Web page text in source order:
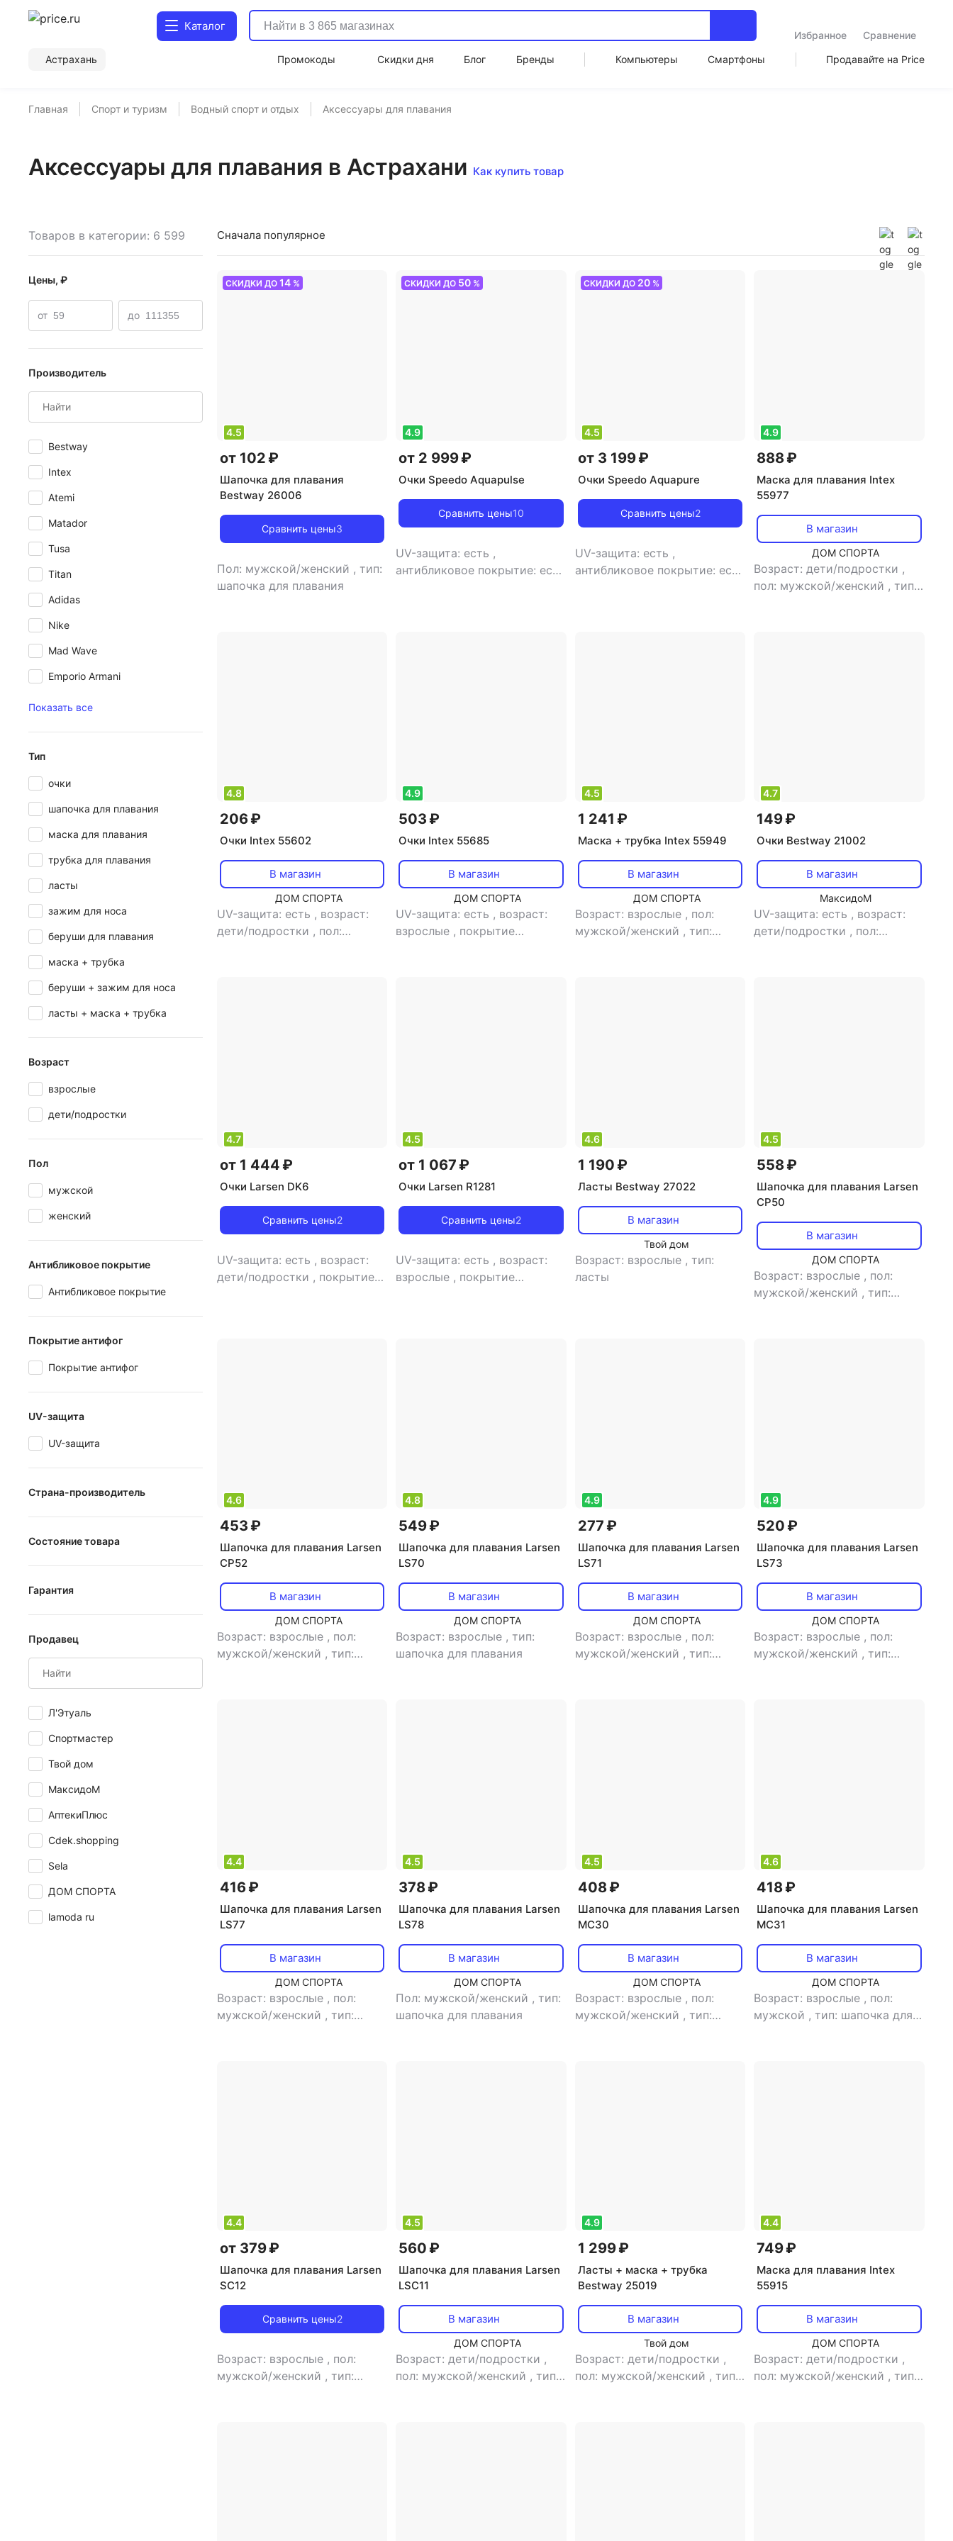
Каталог
Избранное
Сравнение
Астрахань
Промокоды Скидки дня Блог Бренды Компьютеры Смартфоны Продавайте на Price
Главная Спорт и туризм Водный спорт и отдых Аксессуары для плавания
Аксессуары для плавания в Астрахани Как купить товар
Товаров в категории: 6 599
Цены, ₽
от до
Производитель
Bestway
Intex
Atemi
Matador
Tusa
Titan
Adidas
Nike
Mad Wave
Emporio Armani
Показать все
Тип
очки
шапочка для плавания
маска для плавания
трубка для плавания
ласты
зажим для носа
беруши для плавания
маска + трубка
беруши + зажим для носа
ласты + маска + трубка
Возраст
взрослые
дети/подростки
Пол
мужской
женский
Антибликовое покрытие
Антибликовое покрытие
Покрытие антифог
Покрытие антифог
UV-защита
UV-защита
Страна-производитель
Вьетнам
Гонконг
Индия
Испания
Китай
Малайзия
Состояние товара
новый
Гарантия
1 месяц
2 месяца
6 месяцев
2 года
Продавец
Л'Этуаль
Спортмастер
Твой дом
МаксидоМ
АптекиПлюс
Cdek.shopping
Sela
ДОМ СПОРТА
lamoda ru
Сначала популярное
СКИДКИ ДО 14%
4.5
от 102 ₽
Шапочка для плавания
Bestway 26006
Сравнить цены3
Пол: мужской/женский , тип:
шапочка для плавания
СКИДКИ ДО 50 %
4.9
от 2 999 ₽
Очки Speedo Aquapulse
Сравнить цены10
UV-защита: есть ,
антибликовое покрытие: есть
СКИДКИ ДО 20%
4.5
от 3 199 ₽
Очки Speedo Aquapure
Сравнить цены2
UV-защита: есть ,
антибликовое покрытие: есть
4.9
888 ₽
Маска для плавания Intex
55977
В магазин
ДОМ СПОРТА
Возраст: дети/подростки ,
пол: мужской/женский ,тип:
4.8
206 ₽
Очки Intex 55602
В магазин
ДОМ СПОРТА
UV-защита: есть , возраст:
дети/подростки , пол:
4.9
503 ₽
Очки Intex 55685
В магазин
ДОМ СПОРТА
UV-защита: есть , возраст:
взрослые , покрытие
4.5
1 241 ₽
Маска + трубка Intex 55949
В магазин
ДОМ СПОРТА
Возраст: взрослые , пол:
мужской/женский , тип:
4.7
149 ₽
Очки Bestway 21002
В магазин
МаксидоМ
UV-защита: есть , возраст:
дети/подростки , пол:
4.7
от 1 444 ₽
Очки Larsen DK6
Сравнить цены2
UV-защита: есть , возраст:
дети/подростки , покрытие
4.5
от 1 067 ₽
Очки Larsen R1281
Сравнить цены2
UV-защита: есть , возраст:
взрослые , покрытие
4.6
1 190 ₽
Ласты Bestway 27022
В магазин
Твой дом
Возраст: взрослые , тип:
ласты
4.5
558 ₽
Шапочка для плавания Larsen
CP50
В магазин
ДОМ СПОРТА
Возраст: взрослые , пол:
мужской/женский ,тип:
4.6
453 ₽
Шапочка для плавания Larsen
CP52
В магазин
ДОМ СПОРТА
Возраст: взрослые , пол:
мужской/женский , тип:
4.8
549 ₽
Шапочка для плавания Larsen
LS70
В магазин
ДОМ СПОРТА
Возраст: взрослые ,тип:
шапочка для плавания
4.9
277 ₽
Шапочка для плавания Larsen
LS71
В магазин
ДОМ СПОРТА
Возраст: взрослые , пол:
мужской/женский , тип:
4.9
520 ₽
Шапочка для плавания Larsen
LS73
В магазин
ДОМ СПОРТА
Возраст: взрослые , пол:
мужской/женский ,тип:
4.4
416 ₽
Шапочка для плавания Larsen
LS77
В магазин
ДОМ СПОРТА
Возраст: взрослые , пол:
мужской/женский , тип:
4.5
378 ₽
Шапочка для плавания Larsen
LS78
В магазин
ДОМ СПОРТА
Пол: мужской/женский ,тип:
шапочка для плавания
4.5
408 ₽
Шапочка для плавания Larsen
MC30
В магазин
ДОМ СПОРТА
Возраст: взрослые , пол:
мужской/женский , тип:
4.6
418 ₽
Шапочка для плавания Larsen
MC31
В магазин
ДОМ СПОРТА
Возраст: взрослые , пол:
мужской ,тип: шапочка для
4.4
от 379 ₽
Шапочка для плавания Larsen
SC12
Сравнить цены2
Возраст: взрослые , пол:
мужской/женский , тип:
4.5
560 ₽
Шапочка для плавания Larsen
LSC11
В магазин
ДОМ СПОРТА
Возраст: дети/подростки ,
пол: мужской/женский ,тип:
4.9
1 299 ₽
Ласты + маска + трубка
Bestway 25019
В магазин
Твой дом
Возраст: дети/подростки ,
пол: мужской/женский , тип:
4.4
749 ₽
Маска для плавания Intex
55915
В магазин
ДОМ СПОРТА
Возраст: дети/подростки ,
пол: мужской/женский ,тип: